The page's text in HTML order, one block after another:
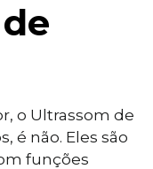
o Ultrassom de
é não. Eles são
funções